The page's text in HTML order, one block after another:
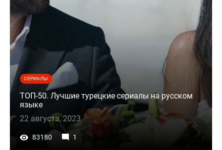
СЕРИАЛЫ
ТОП-50. Лучшие турецкие сериалы на русском
языке
22 августа, 2023
83180 1